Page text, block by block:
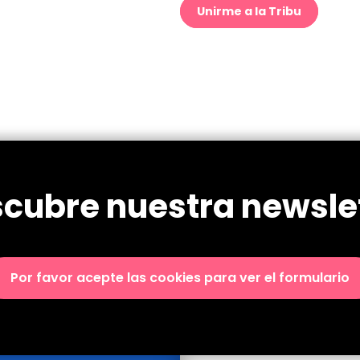
Unirme a la Tribu
nuestra
Por favor acepte las cookies para ver el formulario